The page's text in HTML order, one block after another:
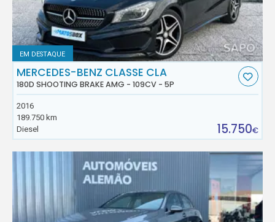
EM DESTAQUE
MERCEDES-BENZ CLASSE CLA
180D SHOOTING BRAKE AMG - 109CV - 5P
2016
189.750 km
Diesel
15.750€